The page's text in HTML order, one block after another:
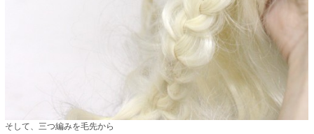
そして、三つ編みを毛先から